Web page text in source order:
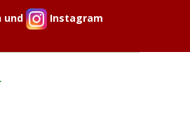
und
Instagram